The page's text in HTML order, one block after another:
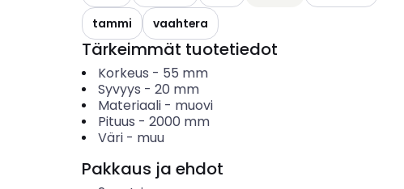
tammi
vaahtera
Tärkeimmät tuotetiedot
Korkeus - 55 mm
Syvyys - 20 mm
Materiaali- muovi
Pituus - 2000 mm
Väri- muu
Pakkaus ja ehdot